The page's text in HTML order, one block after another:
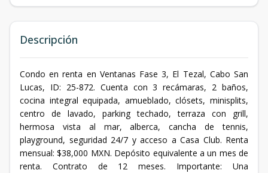
Descripción
Condo en renta en Ventanas Fase 3, El Tezal, Cabo San
Lucas, ID: 25-872. Cuenta con 3 recámaras, 2 baños,
cocina integral equipada, amueblado, clósets, minisplits,
centro de lavado, parking techado, terraza con grill,
hermosa vista al mar, alberca, cancha de tennis,
playground, seguridad 24/7 y acceso a Casa Club. Renta
mensual: $38,000 MXN. Depósito equivalente a un mes de
renta. Contrato de 12 meses. Importante: Una